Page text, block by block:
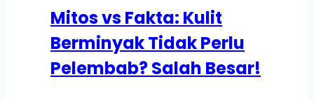
Mitos vs Fakta: Kulit
Berminyak Tidak Perlu
Pelembab? Salah Besar!